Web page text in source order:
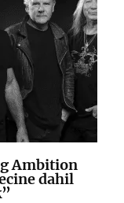
Ambition
dahil